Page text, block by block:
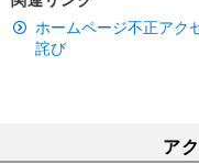
ホームページ不正アク
詫び
ア